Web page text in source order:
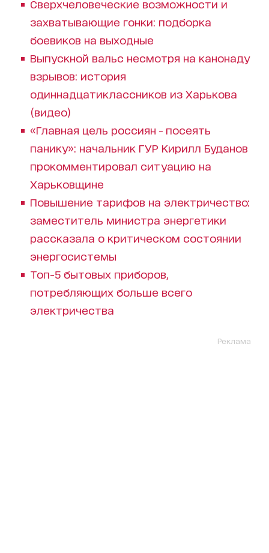
Сверхчеловеческие возможности и
захватывающие гонки: подборка
боевиков на выходные
Выпускной вальс несмотря на канонаду
взрывов: история
одиннадцатиклассников из Харькова
(видео)
«Главная цель россиян - посеять
панику»: начальник ГУР Кирилл Буданов
прокомментировал ситуацию на
Харьковщине
Повышение тарифов на электричество:
заместитель министра энергетики
рассказала о критическом состоянии
энергосистемы
Топ-5 бытовых приборов,
потребляющих больше всего
электричества
Реклама